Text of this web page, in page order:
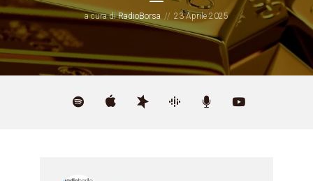
a cura diRadioBorsa 23 Aprile 2025